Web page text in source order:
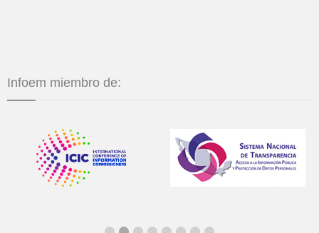
Infoem miembro de: